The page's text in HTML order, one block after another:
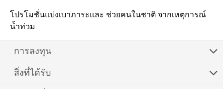
โปรโมชั่นแบ่งเบาภาระและ ช่วยคนในชาติ จากเหตุการณ์
น้ำท่วม
การลงทุน
สิ่งที่ได้รับ